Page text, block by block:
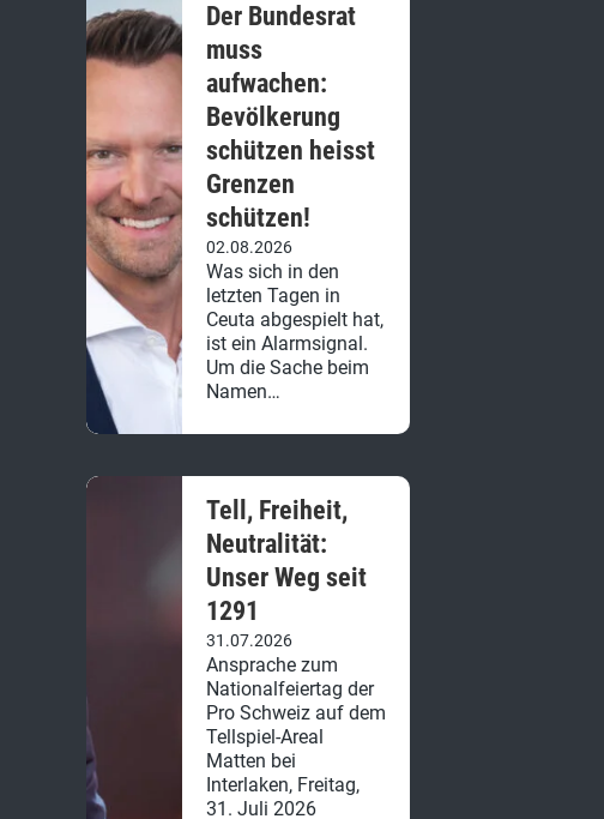
Der Bundesrat
muss
aufwachen:
Bevölkerung
schützen heisst
Grenzen
schützen!
02.08.2026
Was sich in den
letzten Tagen in
Ceuta abgespielt hat,
ist ein Alarmsignal.
Um die Sache beim
Namen…
Tell, Freiheit,
Neutralität:
Unser Weg seit
1291
31.07.2026
Ansprache zum
Nationalfeiertag der
Pro Schweiz auf dem
Tellspiel-Areal
Matten bei
Interlaken, Freitag,
31. Juli 2026